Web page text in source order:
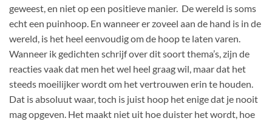
geweest, en niet op een positieve manier. De wereld is soms
echt een puinhoop. En wanneer er zoveel aan de hand is in de
wereld, is het heel eenvoudig om de hoop te laten varen.
Wanneer ik gedichten schrijf over dit soort thema’s, zijn de
reacties vaak dat men het wel heel graag wil, maar dat het
steeds moeilijker wordt om het vertrouwen erin te houden.
Dat is absoluut waar, toch is juist hoop het enige dat je nooit
mag opgeven. Het maakt niet uit hoe duister het wordt, hoe